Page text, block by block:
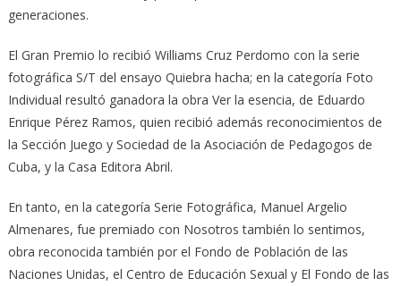
generaciones.
El Gran Premio lo recibió Williams Cruz Perdomo con la serie
fotográfica S/T del ensayo Quiebra hacha; en la categoría Foto
Individual resultó ganadora la obra Ver la esencia, de Eduardo
Enrique Pérez Ramos, quien recibió además reconocimientos de
la Sección Juego y Sociedad de la Asociación de Pedagogos de
Cuba, y la Casa Editora Abril.
En tanto, en la categoría Serie Fotográfica, Manuel Argelio
Almenares, fue premiado con Nosotros también lo sentimos,
obra reconocida también por el Fondo de Población de las
Naciones Unidas, el Centro de Educación Sexual y El Fondo de las